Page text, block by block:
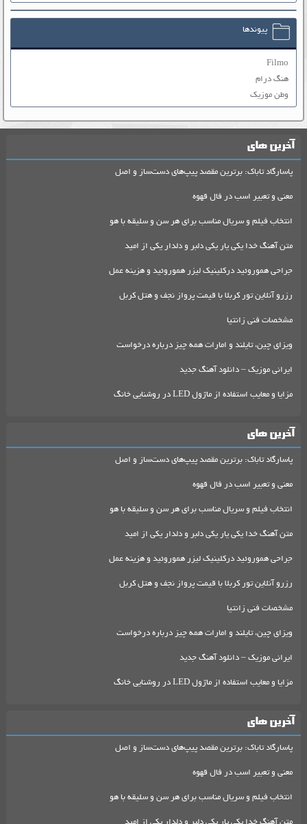
پیوندها
Filmo
هنگ درام
وطن موزیک
آخرین های
پاسارگاد تاباک: برترین مقصد پیپ‌های دست‌ساز و اصل
معنی و تعبیر اسب در فال قهوه
انتخاب فیلم و سریال مناسب برای هر سن و سلیقه با هو
متن آهنگ خدا یکی یار یکی دلبر و دلدار یکی از امید
جراحی هموروئید درکلینیک لیزر هموروئید و هزینه عمل
رزرو آنلاین تور کربلا با قیمت پرواز نجف و هتل کربل
مشخصات فنی زانتیا
ویزای چین، تایلند و امارات همه چیز درباره درخواست
ایرانی موزیک – دانلود آهنگ جدید
مزایا و معایب استفاده از ماژول LED در روشنایی خانگ
آخرین های
پاسارگاد تاباک: برترین مقصد پیپ‌های دست‌ساز و اصل
معنی و تعبیر اسب در فال قهوه
انتخاب فیلم و سریال مناسب برای هر سن و سلیقه با هو
متن آهنگ خدا یکی یار یکی دلبر و دلدار یکی از امید
جراحی هموروئید درکلینیک لیزر هموروئید و هزینه عمل
رزرو آنلاین تور کربلا با قیمت پرواز نجف و هتل کربل
مشخصات فنی زانتیا
ویزای چین، تایلند و امارات همه چیز درباره درخواست
ایرانی موزیک – دانلود آهنگ جدید
مزایا و معایب استفاده از ماژول LED در روشنایی خانگ
آخرین های
پاسارگاد تاباک: برترین مقصد پیپ‌های دست‌ساز و اصل
معنی و تعبیر اسب در فال قهوه
انتخاب فیلم و سریال مناسب برای هر سن و سلیقه با هو
متن آهنگ خدا یکی یار یکی دلبر و دلدار یکی از امید